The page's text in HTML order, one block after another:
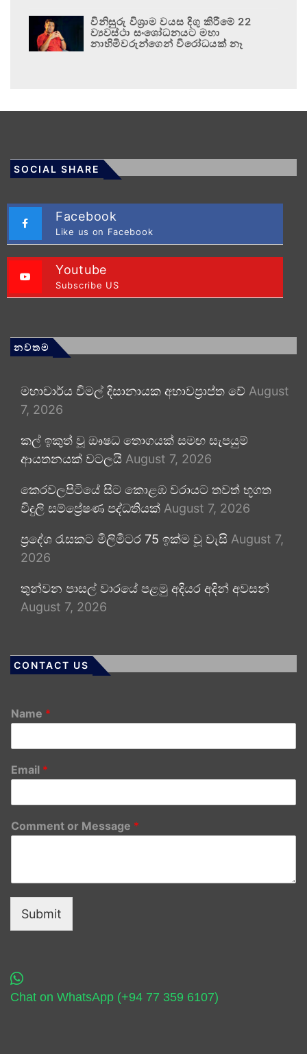
විනිසුරු විශ්‍රාම වයස දිගු කිරීමේ 22
ව්‍යවස්ථා සංශෝධනයට මහා
නාහිමිවරුන්ගෙන් විරෝධයක් නෑ
SOCIAL SHARE
Facebook
Like us on Facebook
Youtube
Subscribe US
නවතම
මහාචාර්ය විමල් දිසානායක අභාවප්‍රාප්ත වේ August
7, 2026
කල් ඉකුත් වූ ඖෂධ තොගයක් සමඟ සැපයුම්
ආයතනයක් වටලයි August 7, 2026
කෙරවලපිටියේ සිට කොළඹ වරායට තවත් භූගත
විදුලි සම්ප්‍රේෂණ පද්ධතියක් August 7, 2026
ප්‍රදේශ රැසකට මිලිමීටර 75 ඉක්ම වූ වැසි August 7,
2026
තුන්වන පාසල් වාරයේ පළමු අදියර අදින් අවසන්
August 7, 2026
CONTACT US
Name *
Email *
Comment or Message *
Submit
Chat on WhatsApp (+94 77 359 6107)